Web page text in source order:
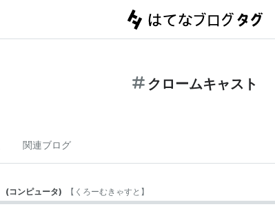
クロームキャスト
関連ブログ
(コンピュータ) 【 くろーむきゃすと 】